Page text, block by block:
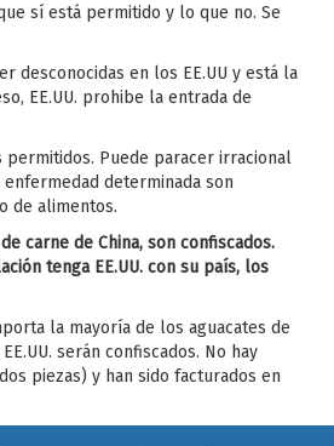
sí está permitido y lo que no. Se
desconocidas en los EE.UU y está la
EE.UU. prohibe la entrada de
Puede paracer irracional
determinada son
de alimentos.
carne de China, son confiscados.
tenga EE.UU. con su país, los
la mayoría de los aguacates de
serán confiscados. No hay
piezas) y han sido facturados en